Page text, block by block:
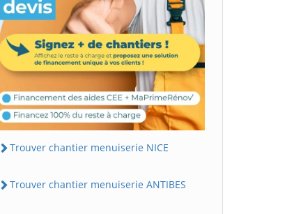
Trouver chantier menuiserie NICE
Trouver chantier menuiserie ANTIBES